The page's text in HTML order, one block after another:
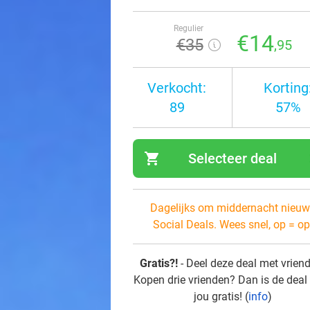
Regulier
€35 €14,95
Verkocht:
89
57%
shopping_cart Selecteer deal
Dagelijks om middernacht
Social Deals. Wees snel, op =
Gratis?! - Deel deze deal met
Kopen drie vrienden? Dan is de
jou gratis! (info)